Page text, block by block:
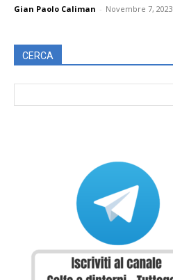
Gian Paolo Caliman - Novembre 7, 2023
CERCA